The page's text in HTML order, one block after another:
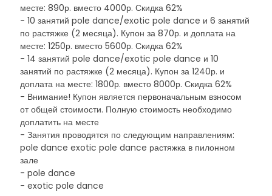
месте: 890р. вместо 4000р. Скидка 62%
- 10 занятий pole dance/exotic pole dance и 6 занятий
по растяжке (2 месяца). Купон за 870р. и доплата на
месте: 1250р. вместо 5600р. Скидка 62%
- 14 занятий pole dance/exotic pole dance и 10
занятий по растяжке (2 месяца). Купон за 1240р. и
доплата на месте: 1800р. вместо 8000р. Скидка 62%
- Внимание! Купон является первоначальным взносом
от общей стоимости. Полную стоимость необходимо
доплатить на месте
- Занятия проводятся по следующим направлениям:
pole dance exotic pole dance растяжка в пилонном
зале
- pole dance
- exotic pole dance